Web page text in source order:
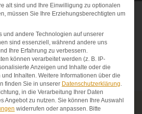
Spezialisten
alt sind und Ihre Einwilligung zu optionalen
müssen Sie Ihre Erziehungsberechtigten um
und andere Technologien auf unserer
sind essenziell, während andere uns
Ihre Erfahrung zu verbessern.
können verarbeitet werden (z. B. IP-
Anzeigen und Inhalte oder die
und Inhalten. Weitere Informationen über die
finden Sie in unserer Datenschutzerklärung.
in die Verarbeitung Ihrer Daten
Angebot zu nutzen. Sie können Ihre Auswahl
widerrufen oder anpassen. Bitte